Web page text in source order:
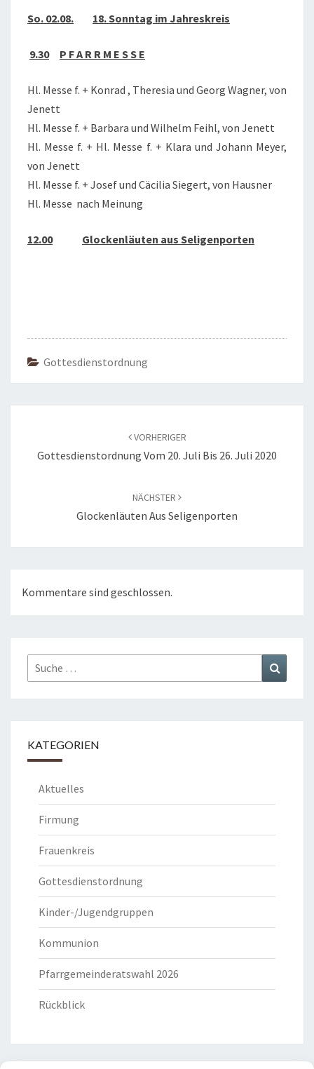
So. 02.08. 18. Sonntag im Jahreskreis
9.30 P F A R R M E S S E
Hl. Messe f. + Konrad , Theresia und Georg Wagner, von
Jenett
Hl. Messe f. + Barbara und Wilhelm Feihl, von Jenett
Hl. Messe f. + Hl. Messe f. + Klara und Johann Meyer,
von Jenett
Hl. Messe f. + Josef und Cäcilia Siegert, von Hausner
Hl. Messe nach Meinung
12.00 Glockenläuten aus Seligenporten
Gottesdienstordnung
VORHERIGER
Gottesdienstordnung Vom 20. Juli Bis 26. Juli 2020
NÄCHSTER
Glockenläuten Aus Seligenporten
Kommentare sind geschlossen.
Suche
nach:
KATEGORIEN
Aktuelles
Firmung
Frauenkreis
Gottesdienstordnung
Kinder-/Jugendgruppen
Kommunion
Pfarrgemeinderatswahl 2026
Rückblick